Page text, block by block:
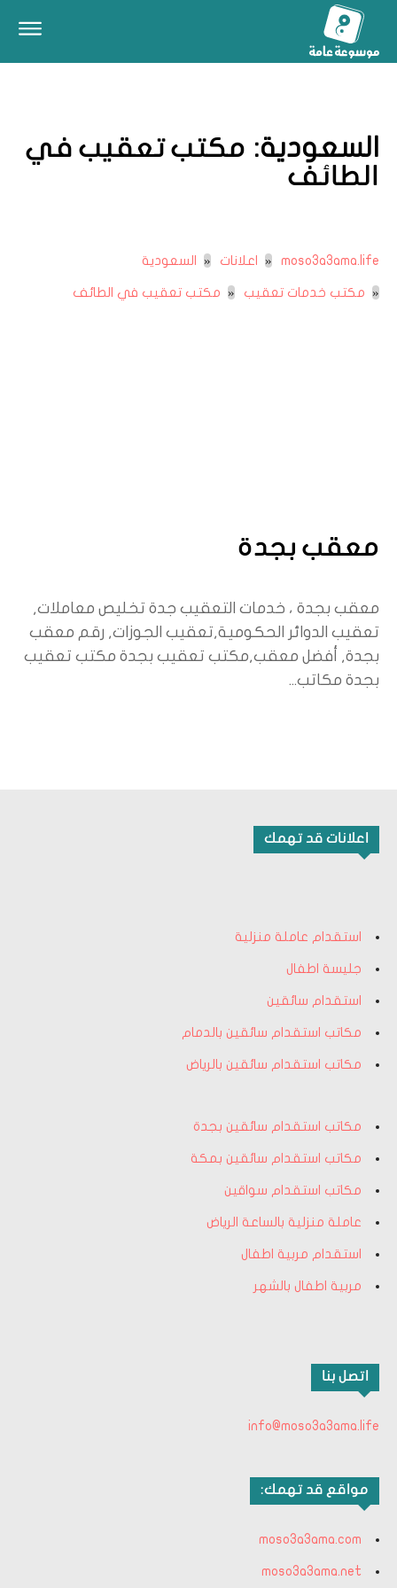
السعودية: مكتب تعقيب في
الطائف
moso3a3ama.life اعلانات السعودية
مكتب خدمات تعقيب مكتب تعقيب في الطائف
معقب بجدة
معقب بجدة ، خدمات التعقيب جدة تخليص معاملات,
تعقيب الدوائر الحكومية,تعقيب الجوزات, رقم معقب
بجدة, أفضل معقب,مكتب تعقيب بجدة مكتب تعقيب
بجدة مكاتب...
اعلانات قد تهمك
استقدام عاملة منزلية
جليسة اطفال
استقدام سائقين
مكاتب استقدام سائقين بالدمام
مكاتب استقدام سائقين بالرياض
مكاتب استقدام سائقين بجدة
مكاتب استقدام سائقين بمكة
مكاتب استقدام سواقين
عاملة منزلية بالساعة الرياض
استقدام مربية اطفال
مربية اطفال بالشهر
اتصل بنا
info@moso3a3ama.life
مواقع قد تهمك:
moso3a3ama.com
moso3a3ama.net